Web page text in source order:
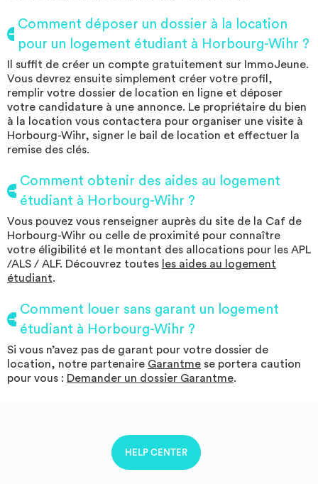
Comment déposer un dossier à la location
pour un logement étudiant à Horbourg-Wihr ?
Il suffit de créer un compte gratuitement sur ImmoJeune.
Vous devrez ensuite simplement créer votre profil,
remplir votre dossier de location en ligne et déposer
votre candidature à une annonce. Le propriétaire du bien
à la location vous contactera pour organiser une visite à
Horbourg-Wihr, signer le bail de location et effectuer la
remise des clés.
Comment obtenir des aides au logement
étudiant à Horbourg-Wihr ?
Vous pouvez vous renseigner auprès du site de la Caf de
Horbourg-Wihr ou celle de proximité pour connaître
votre éligibilité et le montant des allocations pour les APL
/ALS / ALF. Découvrez toutes les aides au logement
étudiant.
Comment louer sans garant un logement
étudiant à Horbourg-Wihr ?
Si vous n’avez pas de garant pour votre dossier de
location, notre partenaire Garantme se portera caution
pour vous : Demander un dossier Garantme.
HELP CENTER